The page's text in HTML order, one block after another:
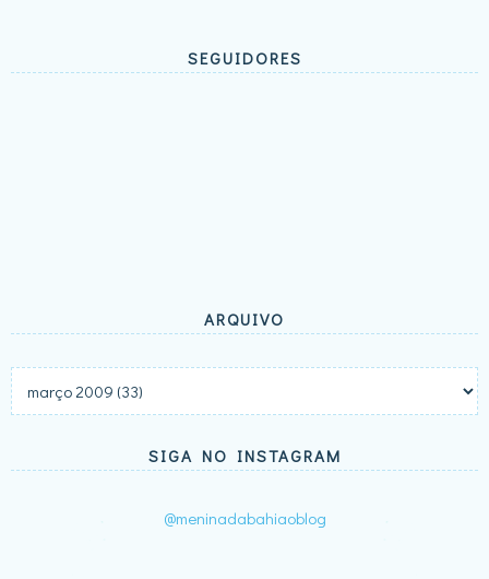
SEGUIDORES
ARQUIVO
SIGA NO INSTAGRAM
@meninadabahiaoblog